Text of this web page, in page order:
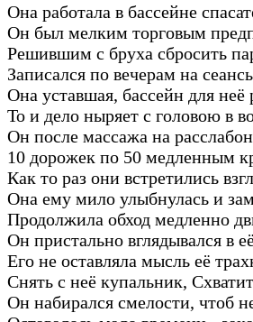
Она работала в бассейне
Он был мелким торговым
Решившим с бруха сбросить
Записался по вечерам на
Она уставшая, бассейн для неё
То и дело ныряет с головою в
Он после массажа на
10 дорожек по 50 медленным
Как то раз они встретились
Она ему мило улыбнулась и
Продолжила обход медленно
Он пристально вглядывался в
Его не оставляла мысль её
Снять с неё купальник,
Он набирался смелости, чтоб